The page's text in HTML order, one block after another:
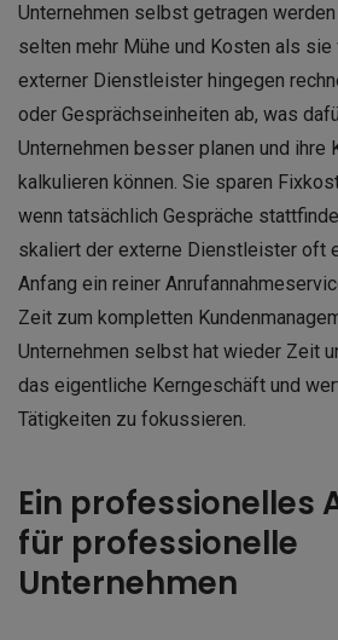
Unternehmen selbst getragen
selten mehr Mühe und Kosten als sie
externer Dienstleister hingegen
oder Gesprächseinheiten ab, was
Unternehmen besser planen und ihre
kalkulieren können. Sie sparen
wenn tatsächlich Gespräche
skaliert der externe Dienstleister oft
Anfang ein reiner
Zeit zum kompletten
Unternehmen selbst hat wieder Zeit
das eigentliche Kerngeschäft und
Tätigkeiten zu fokussieren.
Ein professionelles
für professionelle
Unternehmen